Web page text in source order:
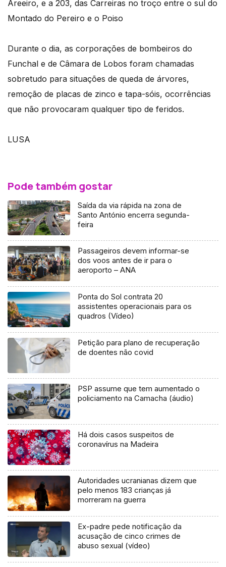
Areeiro, e a 203, das Carreiras no troço entre o sul do
Montado do Pereiro e o Poiso
Durante o dia, as corporações de bombeiros do
Funchal e de Câmara de Lobos foram chamadas
sobretudo para situações de queda de árvores,
remoção de placas de zinco e tapa-sóis, ocorrências
que não provocaram qualquer tipo de feridos.
LUSA
Pode também gostar
Saída da via rápida na zona de
Santo António encerra segunda-
feira
Passageiros devem informar-se
dos voos antes de ir para o
aeroporto – ANA
Ponta do Sol contrata 20
assistentes operacionais para os
quadros (Vídeo)
Petição para plano de recuperação
de doentes não covid
PSP assume que tem aumentado o
policiamento na Camacha (áudio)
Há dois casos suspeitos de
coronavírus na Madeira
Autoridades ucranianas dizem que
pelo menos 183 crianças já
morreram na guerra
Ex-padre pede notificação da
acusação de cinco crimes de
abuso sexual (vídeo)